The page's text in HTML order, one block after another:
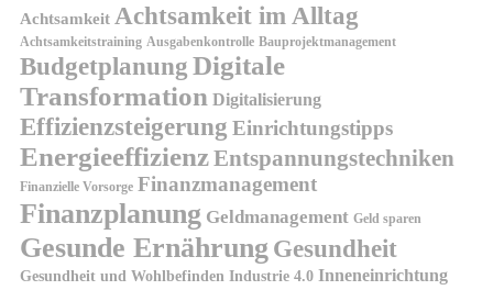
Achtsamkeit Achtsamkeit im Alltag
Achtsamkeitstraining Ausgabenkontrolle Bauprojektmanagement
BudgetplanungDigitale
Transformation Digitalisierung
Effizienzsteigerung Einrichtungstipps
EnergieeffizienzEntspannungstechniken
Finanzielle Vorsorge Finanzmanagement
Finanzplanung Geldmanagement Geld sparen
Gesunde Ernährung Gesundheit
Gesundheit und Wohlbefinden Industrie 4.0 Inneneinrichtung